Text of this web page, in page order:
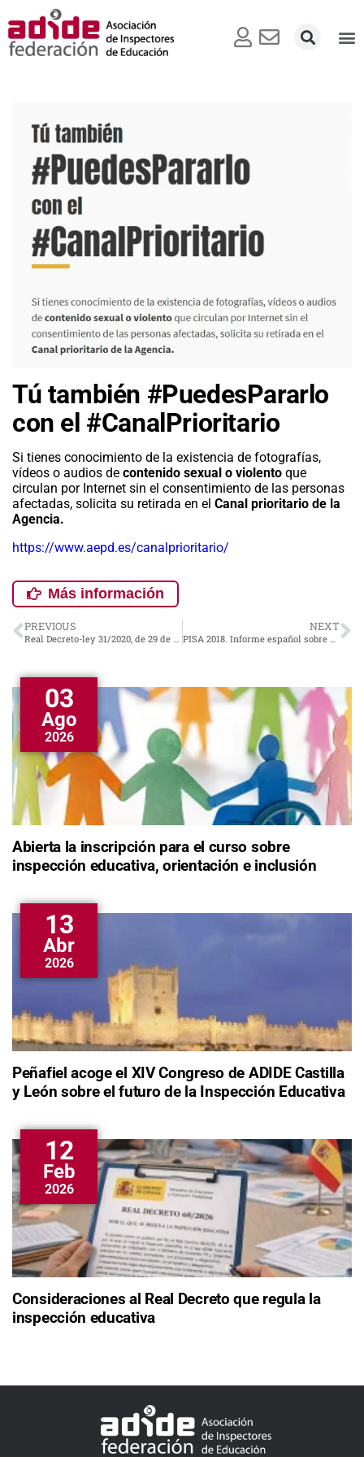
Tú también #PuedesPararlo
con el #CanalPrioritario
Si tienes conocimiento de la existencia de fotografías,
vídeos o audios de contenido sexual o violento que
circulan por Internet sin el consentimiento de las personas
afectadas, solicita su retirada en el Canal prioritario de la
Agencia.
https://www.aepd.es/canalprioritario/
Más información
PREVIOUS NEXT
03
Ago
2026
Abierta la inscripción para el curso sobre
inspección educativa, orientación e inclusión
13
Abr
2026
Peñafiel acoge el XIV Congreso de ADIDE Castilla
y León sobre el futuro de la Inspección Educativa
12
Feb
2026
Consideraciones al Real Decreto que regula la
inspección educativa